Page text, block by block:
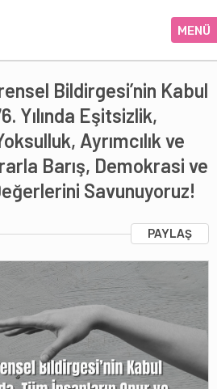
MENÜ
Bildirgesi’nin Kabul
Yılında Eşitsizlik,
Ayrımcılık ve
Barış, Demokrasi ve
Savunuyoruz!
PAYLAŞ